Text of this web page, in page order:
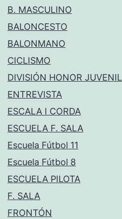
B. MASCULINO
BALONCESTO
BALONMANO
CICLISMO
DIVISIÓN HONOR JUVENIL
ENTREVISTA
ESCALA I CORDA
ESCUELA F. SALA
Escuela Fútbol 11
Escuela Fútbol 8
ESCUELA PILOTA
F. SALA
FRONTÓN